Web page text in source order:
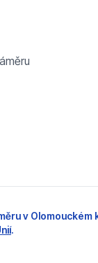
v Olomouckém
.